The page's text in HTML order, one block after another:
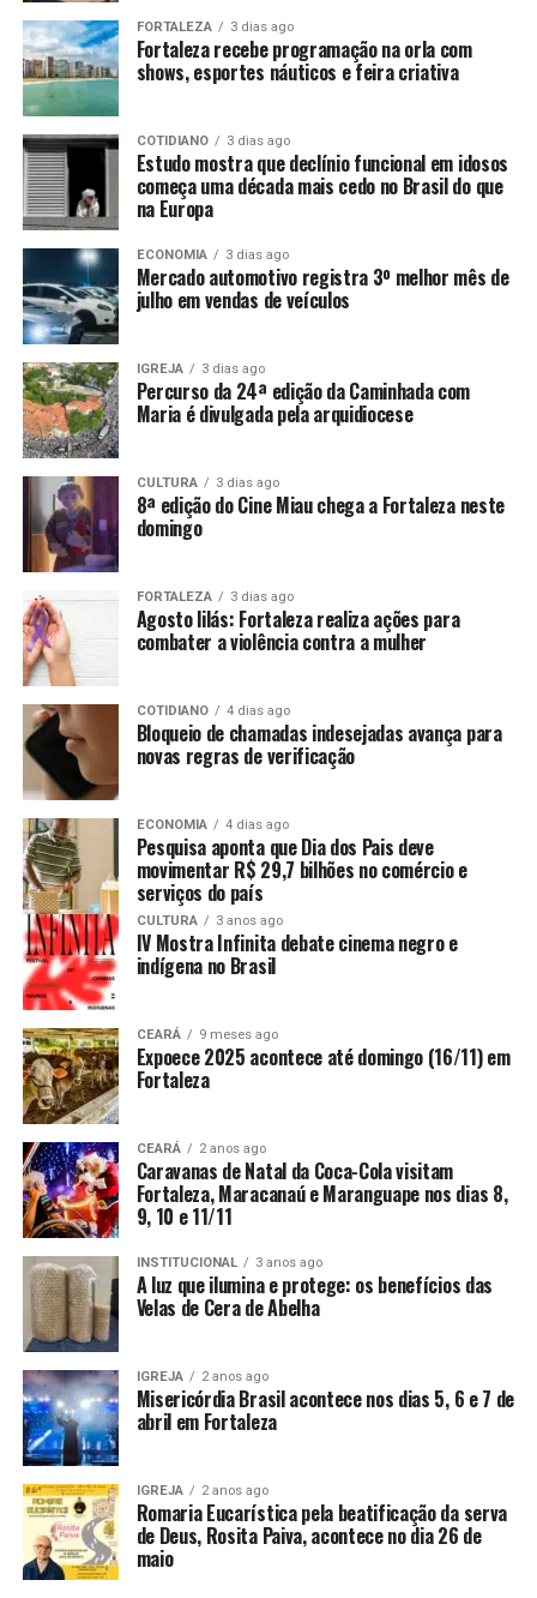
FORTALEZA 3 dias ago
Fortaleza recebe programação na orla com
shows, esportes náuticos e feira criativa
COTIDIANO 3 dias ago
Estudo mostra que declínio funcional em idosos
começa uma década mais cedo no Brasil do que
na Europa
ECONOMIA 3 dias ago
Mercado automotivo registra 3º melhor mês de
julho em vendas de veículos
IGREJA 3 dias ago
Percurso da 24ª edição da Caminhada com
Maria é divulgada pela arquidiocese
CULTURA 3 dias ago
8ª edição do Cine Miau chega a Fortaleza neste
domingo
FORTALEZA 3 dias ago
Agosto lilás: Fortaleza realiza ações para
combater a violência contra a mulher
COTIDIANO 4 dias ago
Bloqueio de chamadas indesejadas avança para
novas regras de verificação
ECONOMIA 4 dias ago
Pesquisa aponta que Dia dos Pais deve
movimentar R$ 29,7 bilhões no comércio e
serviços do país
CULTURA 3 anos ago
IV Mostra Infinita debate cinema negro e
indígena no Brasil
CEARÁ 9 meses ago
Expoece 2025 acontece até domingo (16/11) em
Fortaleza
CEARÁ 2 anos ago
Caravanas de Natal da Coca-Cola visitam
Fortaleza, Maracanaú e Maranguape nos dias 8,
9, 10 e 11/11
INSTITUCIONAL 3 anos ago
A luz que ilumina e protege: os benefícios das
Velas de Cera de Abelha
IGREJA 2 anos ago
Misericórdia Brasil acontece nos dias 5, 6 e 7 de
abril em Fortaleza
IGREJA 2 anos ago
Romaria Eucarística pela beatificação da serva
de Deus, Rosita Paiva, acontece no dia 26 de
maio